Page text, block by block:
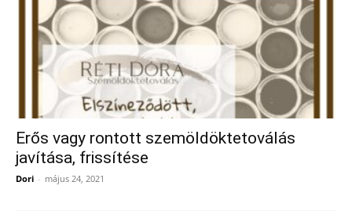
Erős vagy rontott szemöldöktetoválás
javítása, frissítése
Dori - május 24, 2021